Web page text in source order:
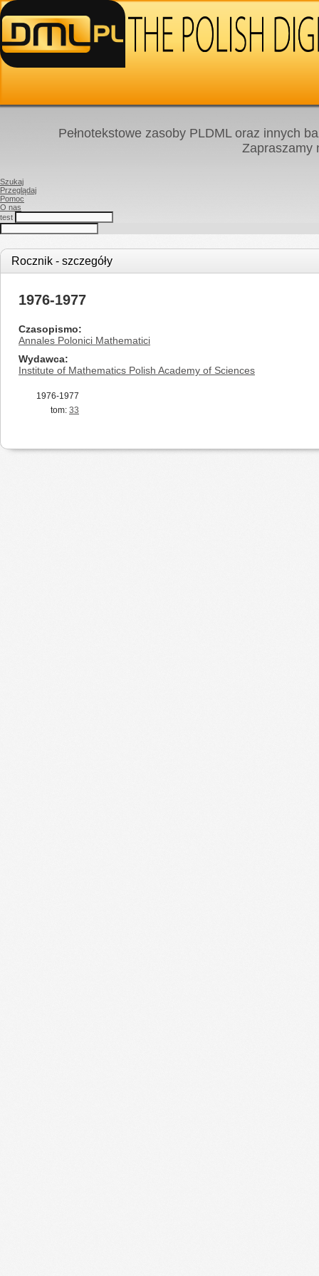
Pełnotekstowe zasoby PLDML oraz innych
Zapraszamy
Szukaj
Przeglądaj
Pomoc
O nas
test
Rocznik - szczegóły
1976-1977
Czasopismo
Annales Polonici Mathematici
Wydawca
Institute of Mathematics Polish Academy of Sciences
1976-1977
tom: 33